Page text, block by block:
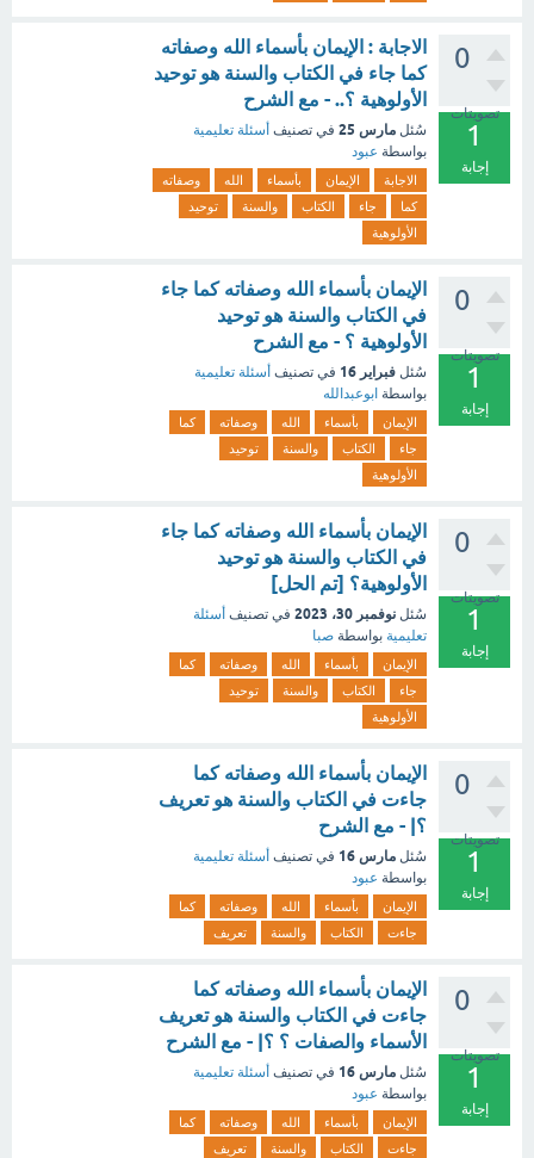
0
تصويتات
1
إجابة
الاجابة : الإيمان بأسماء الله وصفاته
كما جاء في الكتاب والسنة هو توحيد
الأولوهية ؟.. - مع الشرح
سُئل مارس 25 في تصنيف أسئلة تعليمية
بواسطة عبود
الاجابة الإيمان بأسماء الله
وصفاته
كما
جاء الكتاب والسنة
توحيد
الأولوهية
0
تصويتات
1
إجابة
الإيمان بأسماء الله وصفاته كما جاء
في الكتاب والسنة هو توحيد
الأولوهية ؟ - مع الشرح
سُئل فبراير 16 في تصنيف أسئلة تعليمية
بواسطة ابوعبدالله
الإيمان بأسماء الله وصفاته
كما
جاء
الكتاب والسنة
توحيد
الأولوهية
0
تصويتات
1
إجابة
الإيمان بأسماء الله وصفاته كما جاء
في الكتاب والسنة هو توحيد
الأولوهية؟ [تم الحل]
سُئل نوفمبر 30، 2023 في تصنيف أسئلة
تعليمية بواسطة صبا
الإيمان بأسماء الله وصفاته
كما
جاء
الكتاب والسنة
توحيد
الأولوهية
0
تصويتات
1
إجابة
الإيمان بأسماء الله وصفاته كما
جاءت في الكتاب والسنة هو تعريف
؟| - مع الشرح
سُئل مارس 16 في تصنيف أسئلة تعليمية
بواسطة عبود
الإيمان بأسماء الله وصفاته
كما
جاءت
الكتاب والسنة تعريف
0
تصويتات
1
إجابة
الإيمان بأسماء الله وصفاته كما
جاءت في الكتاب والسنة هو تعريف
الأسماء والصفات ؟ ؟| - مع الشرح
سُئل مارس 16 في تصنيف أسئلة تعليمية
بواسطة عبود
الإيمان بأسماء الله وصفاته
كما
جاءت
الكتاب والسنة
تعريف